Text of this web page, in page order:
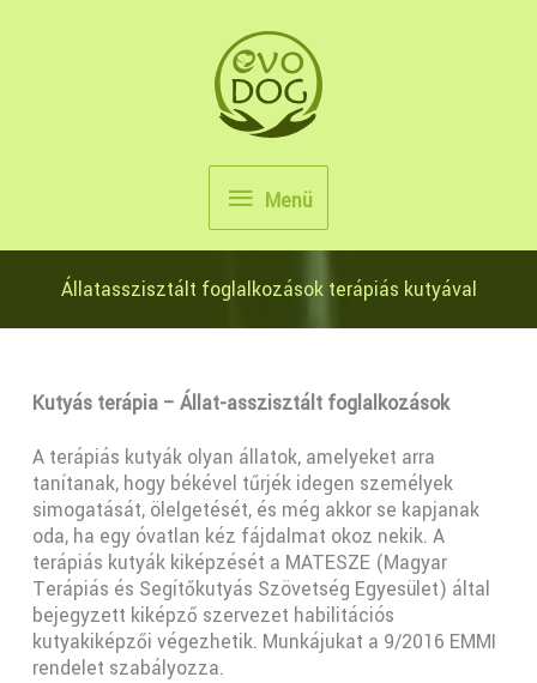
Menü
Menü
Állatasszisztált foglalkozások terápiás kutyával
Kutyás terápia – Állat-asszisztált foglalkozások
A terápiás kutyák olyan állatok, amelyeket arra
tanítanak, hogy békével tűrjék idegen személyek
simogatását, ölelgetését, és még akkor se kapjanak
oda, ha egy óvatlan kéz fájdalmat okoz nekik. A
terápiás kutyák kiképzését a MATESZE (Magyar
Terápiás és Segítőkutyás Szövetség Egyesület) által
bejegyzett kiképző szervezet habilitációs
kutyakiképzői végezhetik. Munkájukat a 9/2016 EMMI
rendelet szabályozza.